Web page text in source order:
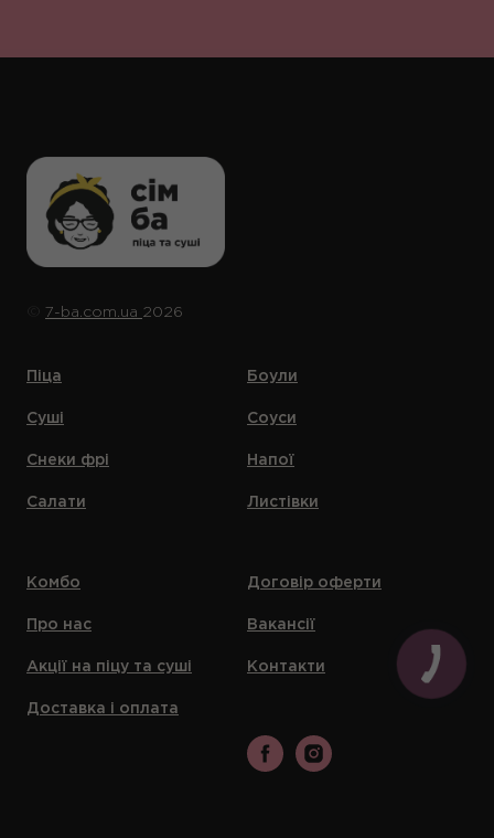
7-ba.com.ua 2026
Піца
Суші
Снеки фрі
Салати
Боули
Соуси
Напої
Листівки
Комбо
Про нас
Акції на піцу та суші
Доставка і оплата
Договір оферти
Вакансії
Контакти